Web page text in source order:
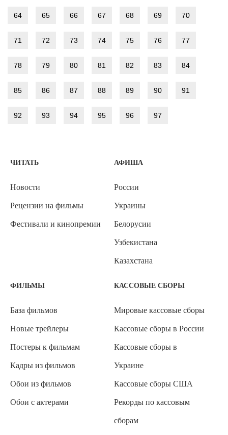
64 65 66 67 68 69 70
71 72 73 74 75 76 77
78 79 80 81 82 83 84
85 86 87 88 89 90 91
92 93 94 95 96 97
ЧИТАТЬ
Новости
Рецензии на фильмы
Фестивали и кинопремии
АФИША
России
Украины
Белорусии
Узбекистана
Казахстана
ФИЛЬМЫ
База фильмов
Новые трейлеры
Постеры к фильмам
Кадры из фильмов
Обои из фильмов
Обои с актерами
КАССОВЫЕ СБОРЫ
Мировые кассовые сборы
Кассовые сборы в России
Кассовые сборы в
Украине
Кассовые сборы США
Рекорды по кассовым
сборам